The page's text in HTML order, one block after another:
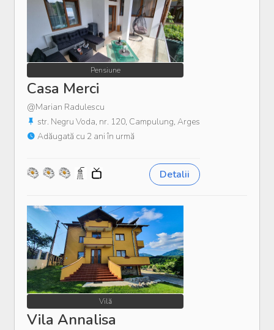
Pensiune
Casa Merci
@Marian Radulescu
str. Negru Voda, nr. 120, Campulung, Arges
Adăugată cu 2 ani în urmă
Detalii
Vilă
Vila Annalisa